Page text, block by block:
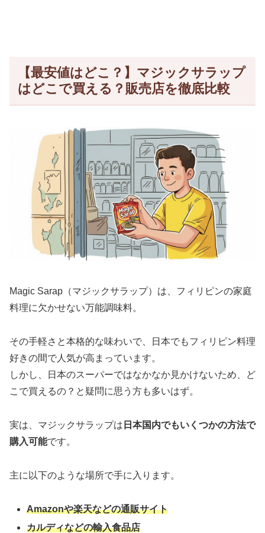
【最安値はどこ？】マジックサラップ
はどこで買える？販売店を徹底比較
Magic Sarap（マジックサラップ）は、フィリピンの家庭
料理に欠かせない万能調味料。
その手軽さと本格的な味わいで、日本でもフィリピン料理
好きの間で人気が高まっています。
しかし、日本のスーパーではなかなか見かけないため、ど
こで買えるの？と疑問に思う方も多いはず。
実は、マジックサラップは 日本国内でもいくつかの方法で
購入可能です。
主に以下のような場所で手に入ります。
Amazonや楽天などの通販サイト
カルディなどの輸入食品店